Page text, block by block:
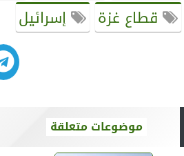
قطاع غزة
إسرائيل
موضوعات متعلقة